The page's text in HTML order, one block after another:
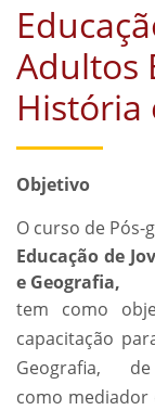
Adultos
História
Objetivo
O curso de Pós-
Educação de
e Geografia,
tem como
capacitação
Geografia,
como mediador